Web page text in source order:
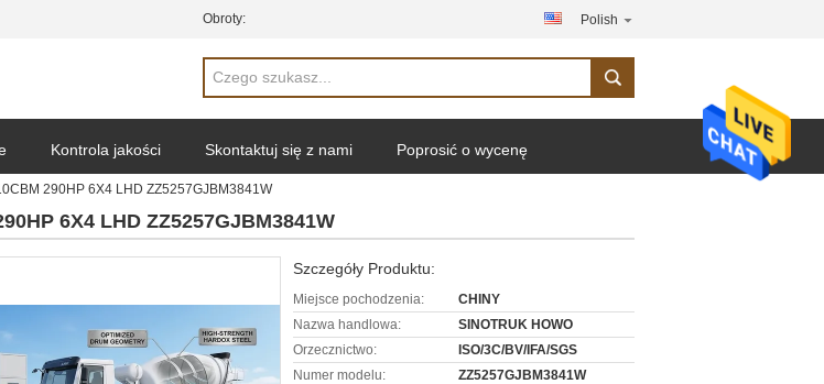
Obroty: Polish
Kontrola jakości Skontaktuj się z nami Poprosić o wycenę
290HP 6X4 LHD ZZ5257GJBM3841W
6X4 LHD ZZ5257GJBM3841W
Szczegóły Produktu:
Miejsce pochodzenia:
CHINY
Nazwa handlowa:
SINOTRUK HOWO
Orzecznictwo:
ISO/3C/BV/IFA/SGS
Numer modelu:
ZZ5257GJBM3841W